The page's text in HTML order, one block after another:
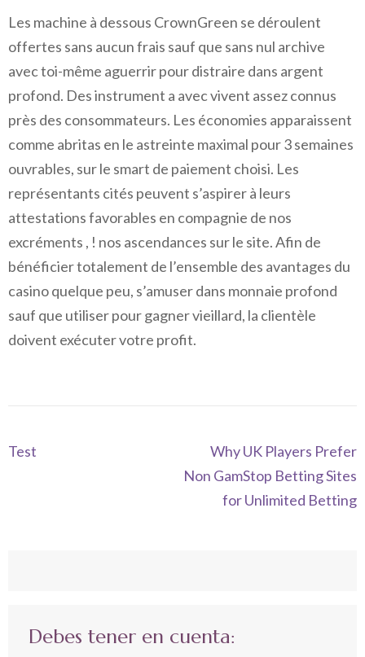
Les machine à dessous CrownGreen se déroulent
offertes sans aucun frais sauf que sans nul archive
avec toi-même aguerrir pour distraire dans argent
profond. Des instrument a avec vivent assez connus
près des consommateurs. Les économies apparaissent
comme abritas en le astreinte maximal pour 3 semaines
ouvrables, sur le smart de paiement choisi. Les
représentants cités peuvent s’aspirer à leurs
attestations favorables en compagnie de nos
excréments , ! nos ascendances sur le site. Afin de
bénéficier totalement de l’ensemble des avantages du
casino quelque peu, s’amuser dans monnaie profond
sauf que utiliser pour gagner vieillard, la clientèle
doivent exécuter votre profit.
Navegación
Test
Why UK Players Prefer
Non GamStop Betting Sites
for Unlimited Betting
Debes tener en cuenta: